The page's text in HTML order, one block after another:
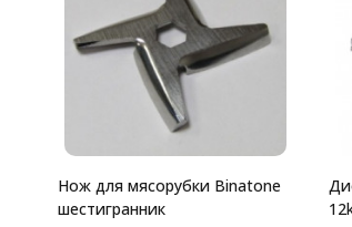
Нож для мясорубки Binatone
шестигранник